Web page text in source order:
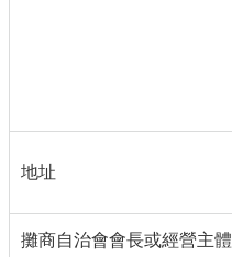
地址
攤商自治會會長或經營主體